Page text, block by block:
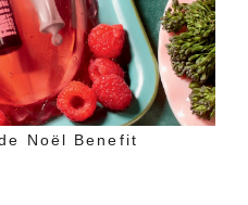
Noël Benefit